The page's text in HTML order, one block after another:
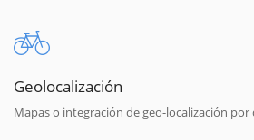
Geolocalización
Mapas o integración de geo-localización